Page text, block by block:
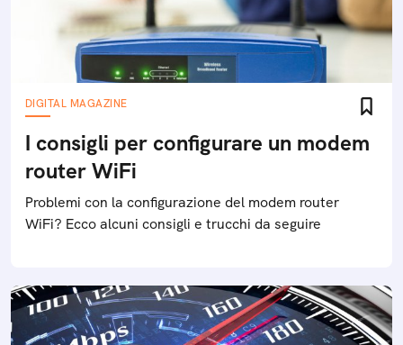
DIGITAL MAGAZINE
I consigli per configurare un modem
router WiFi
Problemi con la configurazione del modem router
WiFi? Ecco alcuni consigli e trucchi da seguire